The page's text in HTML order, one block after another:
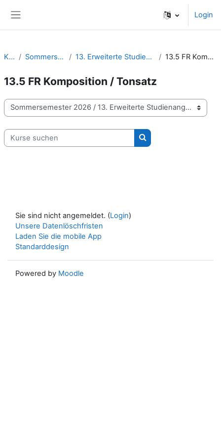
Login
Kurse Sommersemester 2026 13. Erweiterte Studienangebote | Wahlmodule 13.5 FR Komposition / Tonsatz
13.5 FR Komposition / Tonsatz
Kursbereiche
Kurse suchen
Kurse suchen
Sie sind nicht angemeldet. (Login)
Unsere Datenlöschfristen
Laden Sie die mobile App
Standarddesign
Powered by Moodle